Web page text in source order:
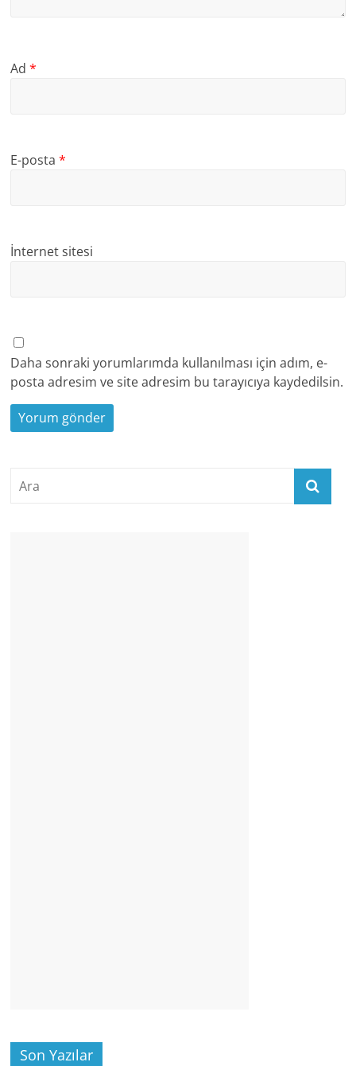
Ad*
E-posta*
İnternet sitesi
Daha sonraki yorumlarımda kullanılması için adım, e-
posta adresim ve site adresim bu tarayıcıya kaydedilsin.
Son Yazılar